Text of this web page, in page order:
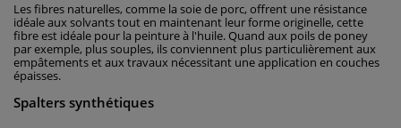
Les fibres naturelles, comme la soie de porc, offrent une résistance
idéale aux solvants tout en maintenant leur forme originelle, cette
fibre est idéale pour la peinture à l'huile. Quand aux poils de poney
par exemple, plus souples, ils conviennent plus particulièrement aux
empâtements et aux travaux nécessitant une application en couches
épaisses.
Spalters synthétiques